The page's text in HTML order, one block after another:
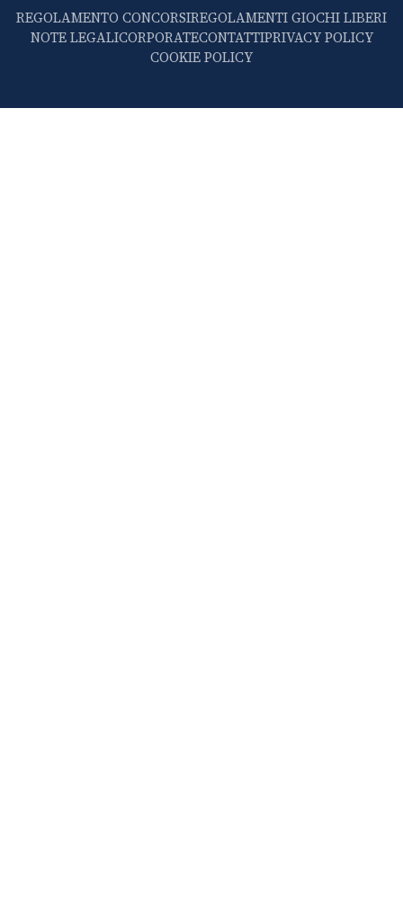
REGOLAMENTO CONCORSIREGOLAMENTI GIOCHI LIBERI
NOTE LEGALICORPORATECONTATTIPRIVACY POLICY
COOKIE POLICY